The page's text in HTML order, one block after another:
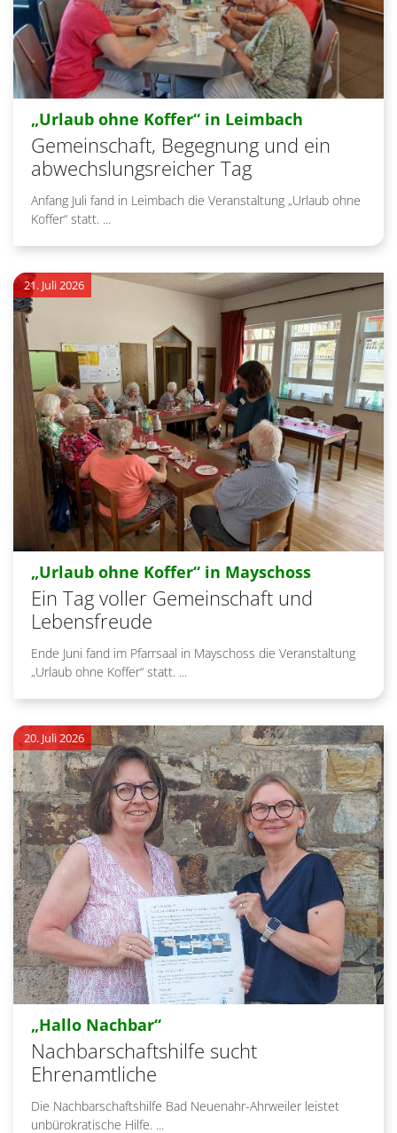
„Urlaub ohne Koffer“ in Leimbach
Gemeinschaft, Begegnung und ein
abwechslungsreicher Tag
Anfang Juli fand in Leimbach die Veranstaltung „Urlaub ohne
Koffer“ statt. ...
„Urlaub ohne Koffer“ in Mayschoss:
Ein Tag voller Gemeinschaft und
Lebensfreude
21. Juli 2026
Ende Juni fand im Pfarrsaal in Mayschoss die Veranstaltung
„Urlaub ohne Koffer“ statt. ...
„Hallo Nachbar“:
Nachbarschaftshilfe sucht
Ehrenamtliche
20. Juli 2026
Die Nachbarschaftshilfe Bad Neuenahr-Ahrweiler leistet
unbürokratische Hilfe. ...